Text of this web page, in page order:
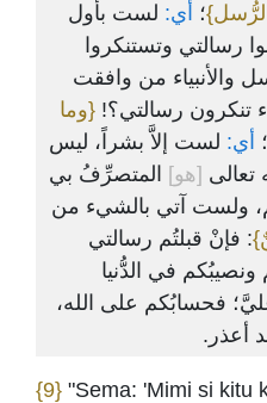
؛ أي: لست بأول
رسالتي وتستنكروا
والأنبياء من وافقت
تنكرون رسالتي؟! {وما
؛ أي: لست إلاَّ بشراً، ليس
تعالى [هو]
المتصرِّفُ بي
ولست آتي بالشيء من
: فإنْ قبلتُم رسالتي
في الدُّنيا
فحسابُكم على الله،
أعذر.
{9} "Sema: 'Mimi si kitu